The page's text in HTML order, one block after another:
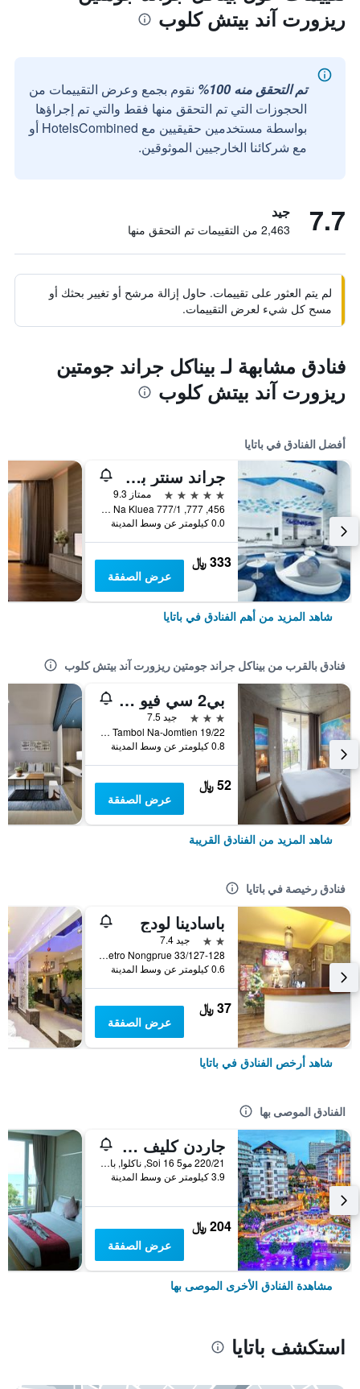
ريزورت آند بيتش كلوب
تم التحقق منه 100%
نقوم بجمع وعرض التقييمات من
الحجوزات التي تم التحقق منها فقط والتي تم إجراؤها
بواسطة مستخدمين حقيقيين مع HotelsCombined أو
مع شركائنا الخارجيين الموثوقين.
7.7 جيد
2,463 من التقييمات تم التحقق منها
لم يتم العثور على تقييمات. حاول إزالة مرشح أو تغيير بحثك أو
مسح كل شيء لعرض التقييمات.
فنادق مشابهة لـ بيناكل جراند جومتين
ريزورت آند بيتش كلوب
أفضل الفنادق في باتايا
جراند سنتر بوينت باتايا
5 نجوم
ممتاز 9.3
456, 777, 777/1 M.6 Na Kluea, باتايا, تايلاند
0.0 كيلومتر عن وسط المدينة
333 ﷼
عرض الصفقة
شاهد المزيد من أهم الفنادق في باتايا
فنادق بالقرب من بيناكل جراند جومتين ريزورت آند بيتش كلوب
بي2 سي فيو باتايا بوتيك آند بدجيت هوتل
3 نجوم
جيد 7.5
19/22 Moo 2 Tambol Na-Jomtien, باتايا, تايلاند
0.8 كيلومتر عن وسط المدينة
52 ﷼
عرض الصفقة
شاهد المزيد من الفنادق القريبة
فنادق رخيصة في باتايا
باسادينا لودج
2 نجمتين
جيد 7.4
33/127-128 Moo 10 Soi Lk Metro Nongprue, باتايا, تايلاند
0.6 كيلومتر عن وسط المدينة
37 ﷼
عرض الصفقة
شاهد أرخص الفنادق في باتايا
الفنادق الموصى بها
جاردن كليف ريزورت آند سبا
220/21 مو5 Soi 16, ناكلوا, بانغلامونغ, باتايا, تايلاند
3.9 كيلومتر عن وسط المدينة
204 ﷼
عرض الصفقة
مشاهدة الفنادق الأخرى الموصى بها
استكشف باتايا